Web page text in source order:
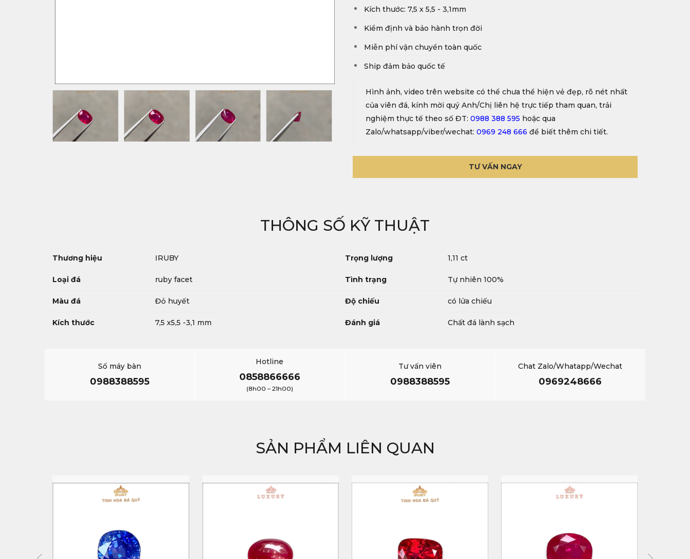
Kích thước: 7,5 x 5,5 - 3,1mm
Kiểm định và bảo hành trọn đời
Miễn phí vận chuyển toàn quốc
Ship đảm bảo quốc tế
Hình ảnh, video trên website có thể chưa thể hiện vẻ đẹp, rõ nét nhất
của viên đá, kính mời quý Anh/Chị liên hệ trực tiếp tham quan, trải
nghiệm thực tế theo số ĐT: 0988 388 595 hoặc qua
Zalo/whatsapp/viber/wechat: 0969 248 666 để biết thêm chi tiết.
TƯ VẤN NGAY
THÔNG SỐ KỸ THUẬT
Thương hiệu IRUBY
Loại đá ruby facet
Màu đá Đỏ huyết
Kích thước 7,5 x5,5 -3,1 mm
Trọng lượng 1,11 ct
Tình trạng Tự nhiên 100%
Độ chiếu có lửa chiếu
Đánh giá Chất đá lành sạch
Số máy bàn
0988388595
Hotline
0858866666
(8h00 – 21h00)
Tư vấn viên
0988388595
Chat Zalo/Whatapp/Wechat
0969248666
SẢN PHẨM LIÊN QUAN